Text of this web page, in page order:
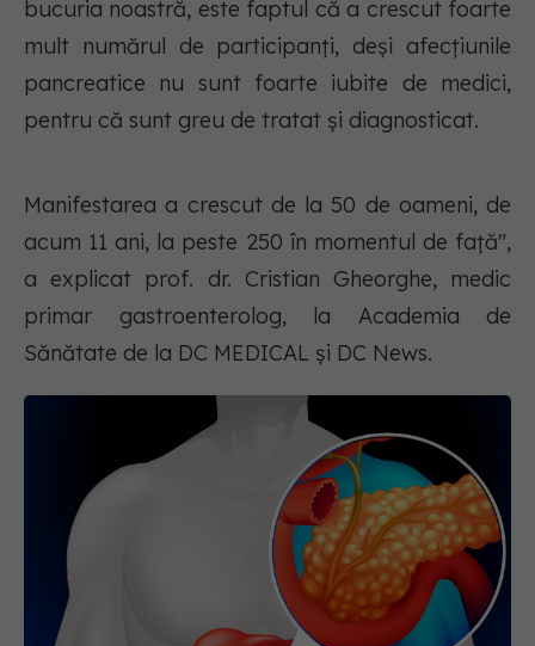
bucuria noastră, este faptul că a crescut foarte
mult numărul de participanți, deși afecțiunile
pancreatice nu sunt foarte iubite de medici,
pentru că sunt greu de tratat și diagnosticat.
Manifestarea a crescut de la 50 de oameni, de
acum 11 ani, la peste 250 în momentul de față",
a explicat prof. dr. Cristian Gheorghe, medic
primar gastroenterolog, la Academia de
Sănătate de la DC MEDICAL și DC News.